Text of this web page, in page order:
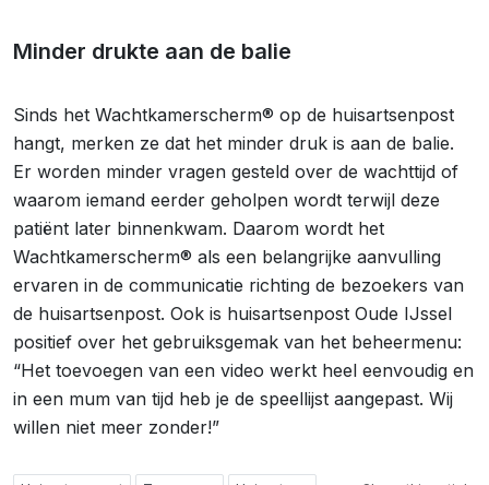
Minder drukte aan de balie
Sinds het Wachtkamerscherm® op de huisartsenpost
hangt, merken ze dat het minder druk is aan de balie.
Er worden minder vragen gesteld over de wachttijd of
waarom iemand eerder geholpen wordt terwijl deze
patiënt later binnenkwam. Daarom wordt het
Wachtkamerscherm® als een belangrijke aanvulling
ervaren in de communicatie richting de bezoekers van
de huisartsenpost. Ook is huisartsenpost Oude IJssel
positief over het gebruiksgemak van het beheermenu:
“Het toevoegen van een video werkt heel eenvoudig en
in een mum van tijd heb je de speellijst aangepast. Wij
willen niet meer zonder!”